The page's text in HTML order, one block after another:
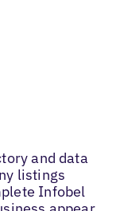
and data
listings
Infobel